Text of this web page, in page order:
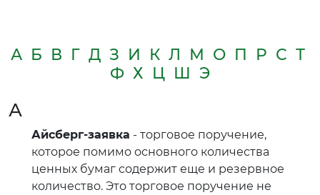
А Б В Г Д З И К Л М О П Р С Т
Ф Х Ц Ш Э
А
Айсберг-заявка - торговое поручение,
которое помимо основного количества
ценных бумаг содержит еще и резервное
количество. Это торговое поручение не